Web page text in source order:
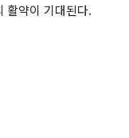
활약이 기대된다.